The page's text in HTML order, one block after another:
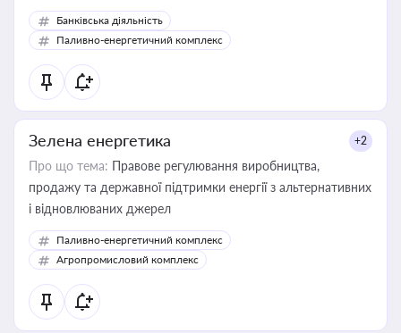
Банківська діяльність
Паливно-енергетичний комплекс
Зелена енергетика +2
Про що тема: Правове регулювання виробництва,
продажу та державної підтримки енергії з альтернативних
і відновлюваних джерел
Паливно-енергетичний комплекс
Агропромисловий комплекс